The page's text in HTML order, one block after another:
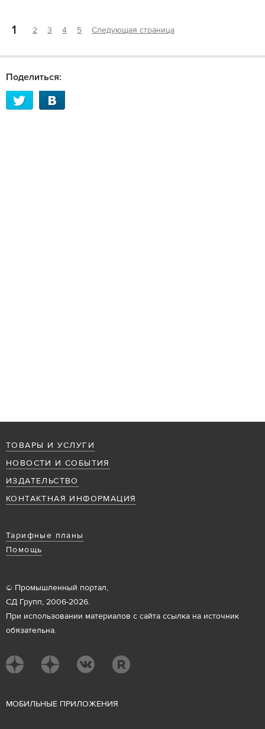
1 2 3 4 5 Следующая страница
Поделиться:
ТОВАРЫ И УСЛУГИ
НОВОСТИ И СОБЫТИЯ
ИЗДАТЕЛЬСТВО
КОНТАКТНАЯ ИНФОРМАЦИЯ
Тарифные планы
Помощь
© Промышленный портал,
СД Групп, 2006-2026.
При использовании материалов с сайта ссылка на источник
обязательна.
МОБИЛЬНЫЕ ПРИЛОЖЕНИЯ